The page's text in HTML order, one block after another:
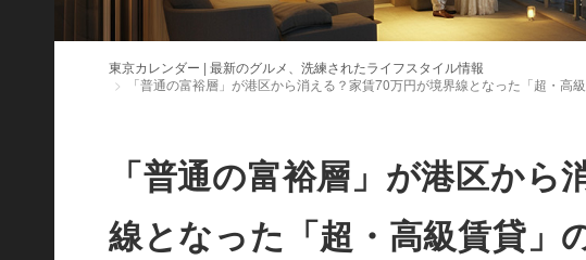
東京カレンダー | 最新のグルメ、洗練されたライフスタイル情報
「普通の富裕層」が港区から消える？家賃70万円が境界線となった「超・高
「普通の富裕層」が港区か
線となった「超・高級賃貸」